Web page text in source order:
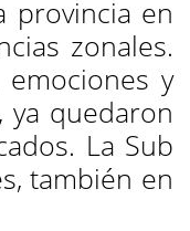
provincia en
zonales.
y
ya quedaron
La Sub
también en